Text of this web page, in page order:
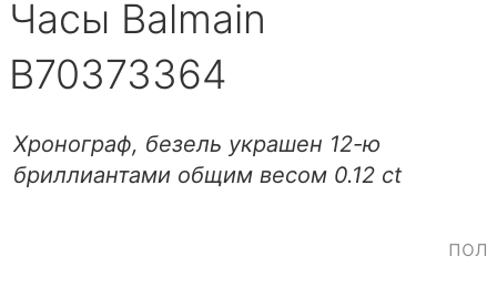
Часы Balmain
B70373364
Хронограф, безель украшен 12-ю
бриллиантами общим весом 0.12 ct
пол